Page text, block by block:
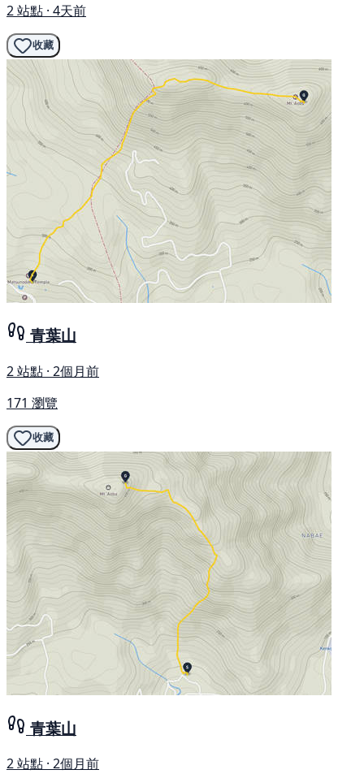
2 站點 · 4天前
收藏
青葉山
2 站點 · 2個月前
171 瀏覽
收藏
青葉山
2 站點 · 2個月前